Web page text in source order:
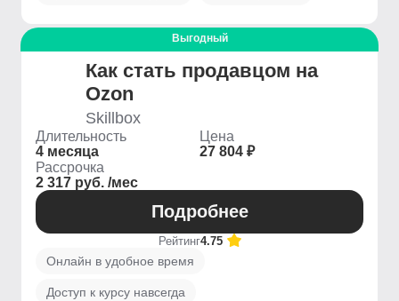
Выгодный
Как стать продавцом на
Ozon
Skillbox
Длительность
4 месяца
Цена
27 804 ₽
Рассрочка
2 317 руб. /мес
Подробнее
Рейтинг4.75
Онлайн в удобное время
Доступ к курсу навсегда